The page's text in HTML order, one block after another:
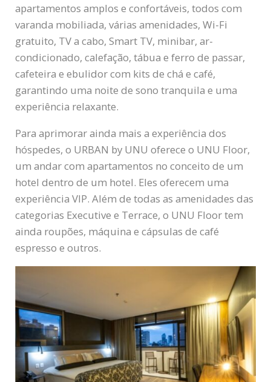
apartamentos amplos e confortáveis, todos com
varanda mobiliada, várias amenidades, Wi-Fi
gratuito, TV a cabo, Smart TV, minibar, ar-
condicionado, calefação, tábua e ferro de passar,
cafeteira e ebulidor com kits de chá e café,
garantindo uma noite de sono tranquila e uma
experiência relaxante.
Para aprimorar ainda mais a experiência dos
hóspedes, o URBAN by UNU oferece o UNU Floor,
um andar com apartamentos no conceito de um
hotel dentro de um hotel. Eles oferecem uma
experiência VIP. Além de todas as amenidades das
categorias Executive e Terrace, o UNU Floor tem
ainda roupões, máquina e cápsulas de café
espresso e outros.